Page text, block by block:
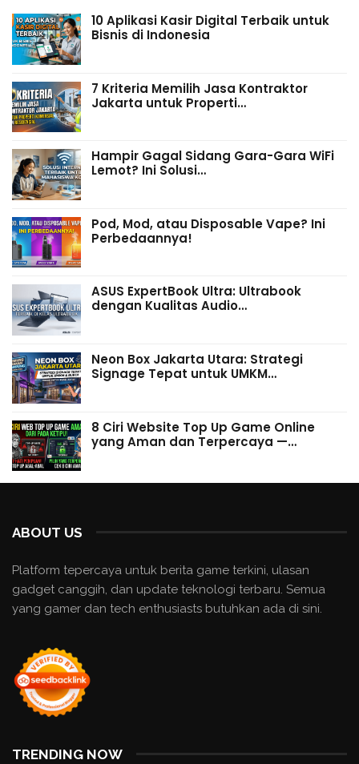
10 Aplikasi Kasir Digital Terbaik untuk
Bisnis di Indonesia
7 Kriteria Memilih Jasa Kontraktor
Jakarta untuk Properti…
Hampir Gagal Sidang Gara-Gara WiFi
Lemot? Ini Solusi…
Pod, Mod, atau Disposable Vape? Ini
Perbedaannya!
ASUS ExpertBook Ultra: Ultrabook
dengan Kualitas Audio…
Neon Box Jakarta Utara: Strategi
Signage Tepat untuk UMKM…
8 Ciri Website Top Up Game Online
yang Aman dan Terpercaya —…
ABOUT US
Platform tepercaya untuk berita game terkini, ulasan
gadget canggih, dan update teknologi terbaru. Semua
yang gamer dan tech enthusiasts butuhkan ada di sini.
TRENDING NOW